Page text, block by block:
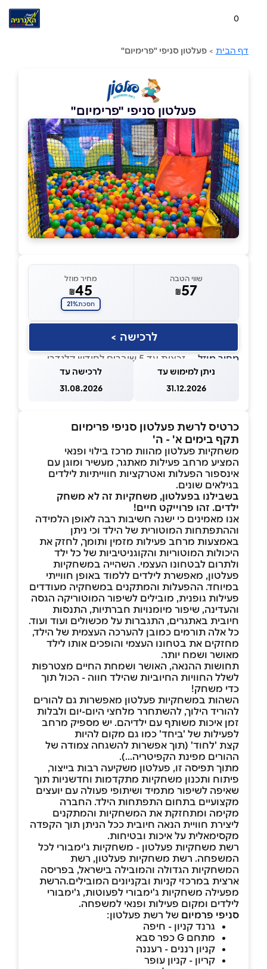
0
דף הבית > פעלטון סניפי "פרימיום"
פעלטון סניפי "פרימיום"
שווי הטבה
₪57
מחיר מוזל
₪45
חסכת21%
לרכישה >
מחיר מוזל — זכאות עד 5 שוברים לחודש קלנדרי
ניתן למימוש עד
31.12.2026
לרכישה עד
31.08.2026
כרטיס לרשת פעלטון סניפי פרימיום
תקף בימים א' - ה'
משחקיות פעלטון מהוות מרכז בילוי ופנאי
המציע מרחב פעילות מאתגר, מעשיר ומוגן עם
אינספור הפעלות ואטרקציות חווייתיות לילדים
בגילאים שונים.
בשבילנו בפעלטון, משחקיות זה לא משחק
ילדים. זהו פרוייקט חיים!
אנו מאמינים כי ישנה חשיבות רבה לאופן הלמידה
וההתפתחות המוטורית של הילד וכי ניתן
באמצעות מרחב פעילות מזמין ותומך, לחזק את
היכולות המוטוריות והקוגניטיביות של כל ילד
ולתרום לבטחונו העצמי. השהייה במשחקיות
פעלטון, מאפשרת לילדים ללמוד באופן חווייתי
במיוחד. ההפעלות והמתקנים במשחקיה מעודדים
פעילות גופנית, מובילים לשיפור המוטוריקה הגסה
והעדינה, שיפור מיומנויות חברתיות, התנסות
חיובית באתגרים, התגברות על מכשולים ועוד ועוד.
כל אלה תורמים כמובן להערכה העצמית של הילד,
מחזקים את בטחונו העצמי והופכים אותו לילד
מאושר ושמח יותר.
תחושות ההנאה, האושר ושמחת החיים מצטרפות
לשלל החוויות החיוביות שהילד חווה - הכול תוך
כדי משחק!
השהות במשחקיות פעלטון מאפשרות גם להורים
להוריד הילוך, להשתחרר מלחצי היום-יום ולבלות
זמן איכות משותף עם ילדיהם. יש מספיק מרחב
לפעילות של 'ביחד' כמו גם מקום להיות
קצת 'לחוד' (תוך אפשרות להשגחה צמודה של
ההורים מפינת הקפיטריה...).
מתוך תפיסה זו, פעלטון משקיעה רבות בייצור,
פיתוח ותכנון משחקיות מתקדמות וחדשניות תוך
שאיפה לשיפור מתמיד ושיתופי פעולה עם יועצים
מקצועיים בתחום התפתחות הילד. החברה
מקימה ומתחזקת את המשחקיות והמתקנים
ליצירת חוויית הנאה חיובית ככל הניתן תוך הקפדה
מקסימאלית על איכות ובטיחות.
רשת משחקיות פעלטון - משחקיות ג'ימבורי לכל
המשפחה. רשת משחקיות פעלטון, רשת
המשחקיות הגדולה והמובילה בישראל, בפריסה
ארצית במרכזי קניות ובקניונים המובילים.הרשת
מפעילה משחקיות ג'ימבורי לפעוטות, ג'ימבורי
לילדים ומקום פעילות ופנאי למשפחה.
סניפי פרמיום של רשת פעלטון:
גרנד קניון - חיפה
מתחם G כפר סבא
קניון רננים - רעננה
קריון - קניון עופר